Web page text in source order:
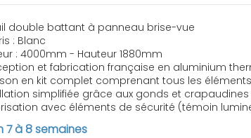
double battant à panneau brise-vue
: Blanc
: 4000mm - Hauteur 1880mm
et fabrication française en aluminium
en kit complet comprenant tous les
simplifiée grâce aux gonds et crapaudines
avec éléments de sécurité (témoin
7 à 8 semaines